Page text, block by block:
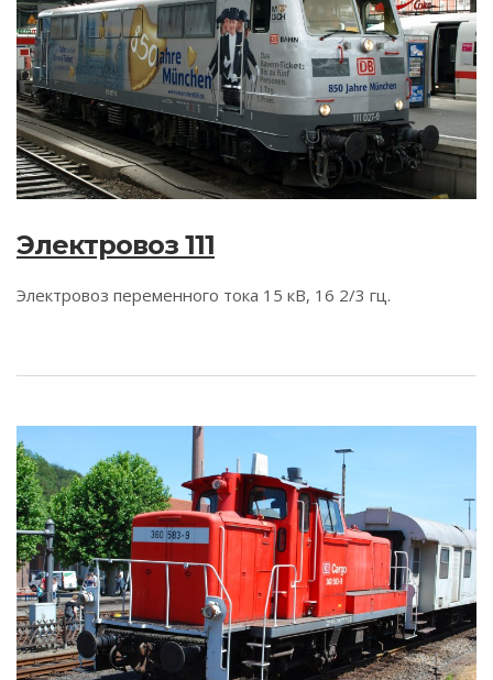
Электровоз 111
Электровоз переменного тока 15 кВ, 16 2/3 гц.